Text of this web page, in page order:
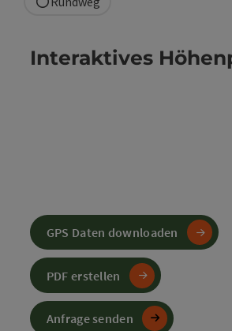
Interaktives
GPS Daten downloaden
PDF erstellen
Anfrage senden